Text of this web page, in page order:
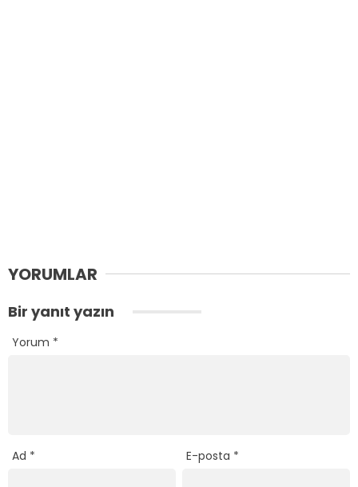
YORUMLAR
Bir yanıt yazın
Yorum *
Ad * E-posta *